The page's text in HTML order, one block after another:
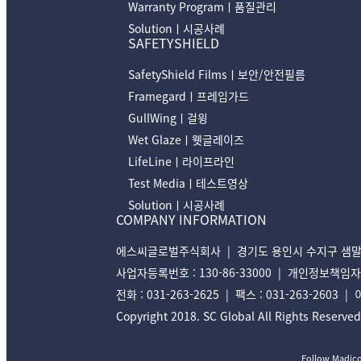
Warranty Programㅣ품질관리
Solutionㅣ시공사례
SAFETYSHIELD
SafetyShield Filmsㅣ보안/안전필름
Framegardㅣ프레임가드
GullWingㅣ걸윙
Wet Glazeㅣ웻글레이즈
LifeLineㅣ라이프라인
Test Mediaㅣ테스트영상
Solutionㅣ시공사례
COMPANY INFORMATION
에스씨글로벌주식회사 | 경기도 용인시 수지구 샘
사업자등록번호 : 130-86-33000 | 개인정보책
전화 : 031-263-2625 | 팩스 : 031-263-2603 |
Copyright 2018. SC Global All Rights
Follow